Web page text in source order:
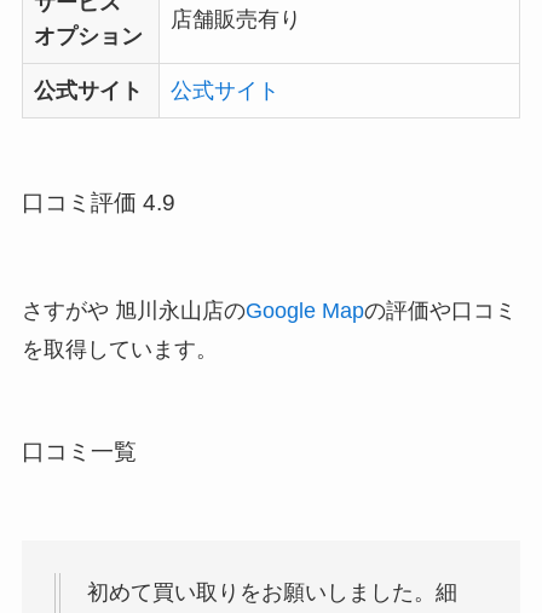
オプション
店舗販売有り
公式サイト 公式サイト
口コミ評価 4.9
さすがや 旭川永山店のGoogle Mapの評価や口コミ
を取得しています。
口コミ一覧
初めて買い取りをお願いしました。細